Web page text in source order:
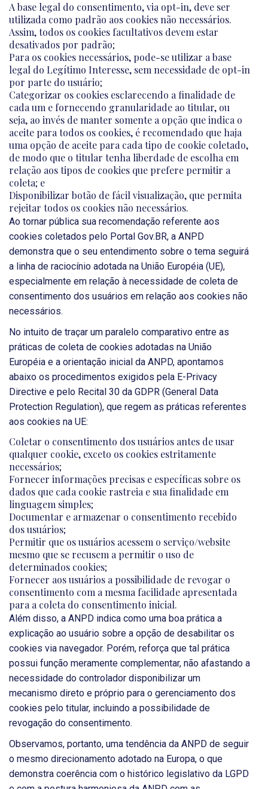
A base legal do consentimento, via opt-in, deve ser
utilizada como padrão aos cookies não necessários.
Assim, todos os cookies facultativos devem estar
desativados por padrão;
Para os cookies necessários, pode-se utilizar a base
legal do Legítimo Interesse, sem necessidade de opt-in
por parte do usuário;
Categorizar os cookies esclarecendo a finalidade de
cada um e fornecendo granularidade ao titular, ou
seja, ao invés de manter somente a opção que indica o
aceite para todos os cookies, é recomendado que haja
uma opção de aceite para cada tipo de cookie coletado,
de modo que o titular tenha liberdade de escolha em
relação aos tipos de cookies que prefere permitir a
coleta; e
Disponibilizar botão de fácil visualização, que permita
rejeitar todos os cookies não necessários.
Ao tornar pública sua recomendação referente aos
cookies coletados pelo Portal Gov.BR, a ANPD
demonstra que o seu entendimento sobre o tema seguirá
a linha de raciocínio adotada na União Européia (UE),
especialmente em relação à necessidade de coleta de
consentimento dos usuários em relação aos cookies não
necessários.
No intuito de traçar um paralelo comparativo entre as
práticas de coleta de cookies adotadas na União
Européia e a orientação inicial da ANPD, apontamos
abaixo os procedimentos exigidos pela E-Privacy
Directive e pelo Recital 30 da GDPR (General Data
Protection Regulation), que regem as práticas referentes
aos cookies na UE:
Coletar o consentimento dos usuários antes de usar
qualquer cookie, exceto os cookies estritamente
necessários;
Fornecer informações precisas e específicas sobre os
dados que cada cookie rastreia e sua finalidade em
linguagem simples;
Documentar e armazenar o consentimento recebido
dos usuários;
Permitir que os usuários acessem o serviço/website
mesmo que se recusem a permitir o uso de
determinados cookies;
Fornecer aos usuários a possibilidade de revogar o
consentimento com a mesma facilidade apresentada
para a coleta do consentimento inicial.
Além disso, a ANPD indica como uma boa prática a
explicação ao usuário sobre a opção de desabilitar os
cookies via navegador. Porém, reforça que tal prática
possui função meramente complementar, não afastando a
necessidade do controlador disponibilizar um
mecanismo direto e próprio para o gerenciamento dos
cookies pelo titular, incluindo a possibilidade de
revogação do consentimento.
Observamos, portanto, uma tendência da ANPD de seguir
o mesmo direcionamento adotado na Europa, o que
demonstra coerência com o histórico legislativo da LGPD